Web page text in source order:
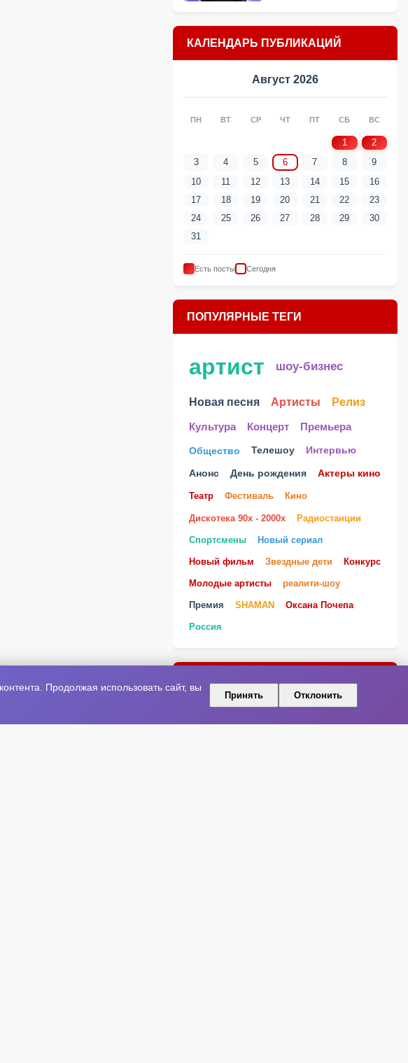
КАЛЕНДАРЬ ПУБЛИКАЦИЙ
Август 2026
ПН ВТ СР ЧТ ПТ СБ ВС
1
2
3
4 5 6 7 8
9
10
11 12 13 14 15
16
17
18 19 20 21 22
23
24
25 26 27 28 29
30
31
Есть посты Сегодня
ПОПУЛЯРНЫЕ ТЕГИ
артист шоу-бизнес
Новая песня Артисты Релиз
Культура Концерт Премьера
Общество Телешоу Интервью
Анонс День рождения Актеры кино
Театр Фестиваль Кино
Дискотека 90х - 2000х Радиостанции
Спортсмены Новый сериал
Новый фильм Звездные дети Конкурс
Молодые артисты реалити-шоу
Премия SHAMAN Оксана Почепа
Россия
СОЦИАЛЬНЫХ СЕТЯХ!
Продолжая использовать сайт, вы
Принять Отклонить